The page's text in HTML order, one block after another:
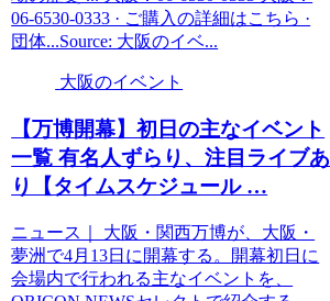
06-6530-0333 · ご購入の詳細はこちら ·
団体...Source: 大阪のイベ...
大阪のイベント
【万博開幕】初日の主なイベント
一覧 有名人ずらり、注目ライブあ
り【タイムスケジュール …
ニュース｜ 大阪・関西万博が、大阪・
夢洲で4月13日に開幕する。開幕初日に
会場内で行われる主なイベントを、